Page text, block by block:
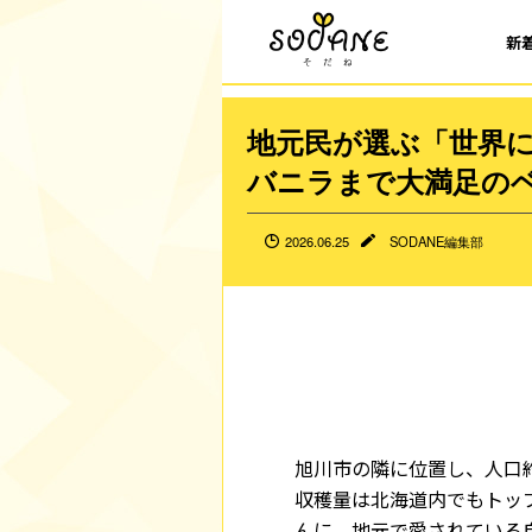
新
地元民が選ぶ「世界
バニラまで大満足の
2026.06.25 SODANE編集部
旭川市の隣に位置し、人
収穫量は北海道内でもト